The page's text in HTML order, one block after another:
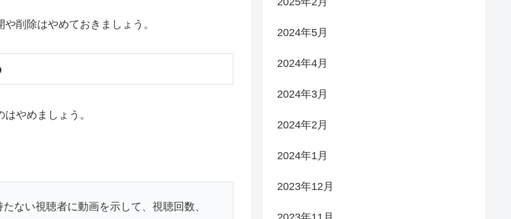
削除はやめておきましょう。
やめましょう。
ない視聴者に動画を示して、視聴回数、
2024年5月
2024年4月
2024年3月
2024年2月
2024年1月
2023年12月